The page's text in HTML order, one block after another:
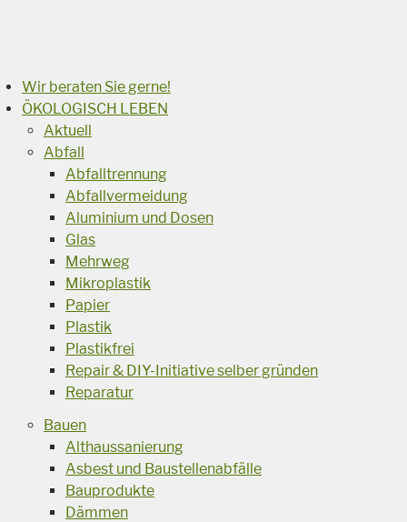
Wir beraten Sie gerne!
ÖKOLOGISCH LEBEN
Aktuell
Abfall
Abfalltrennung
Abfallvermeidung
Aluminium und Dosen
Glas
Mehrweg
Mikroplastik
Papier
Plastik
Plastikfrei
Repair & DIY-Initiative selber gründen
Reparatur
Bauen
Althaussanierung
Asbest und Baustellenabfälle
Bauprodukte
Dämmen